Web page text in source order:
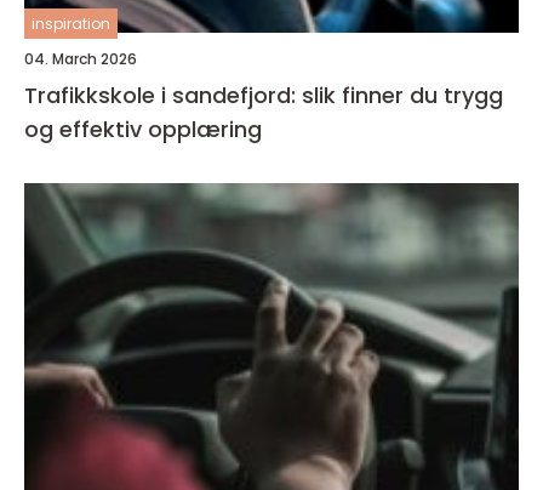
inspiration
04. March 2026
Trafikkskole i sandefjord: slik finner du trygg
og effektiv opplæring